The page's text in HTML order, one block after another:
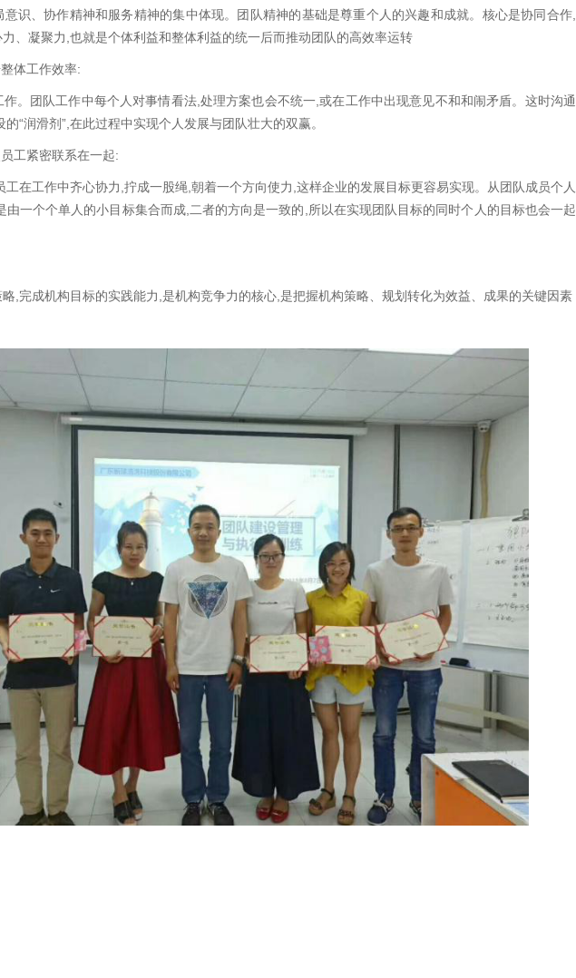
识、协作精神和服务精神的集中体现。团队精神的基础是尊重个人的兴趣和成就。核心是协同合作,
、凝聚力,也就是个体利益和整体利益的统一后而推动团队的高效率运转
体工作效率:
。团队工作中每个人对事情看法,处理方案也会不统一,或在工作中出现意见不和和闹矛盾。这时沟通
“润滑剂”,在此过程中实现个人发展与团队壮大的双赢。
工紧密联系在一起:
工在工作中齐心协力,拧成一股绳,朝着一个方向使力,这样企业的发展目标更容易实现。从团队成员个人
由一个个单人的小目标集合而成,二者的方向是一致的,所以在实现团队目标的同时个人的目标也会一起
,完成机构目标的实践能力,是机构竞争力的核心,是把握机构策略、规划转化为效益、成果的关键因素